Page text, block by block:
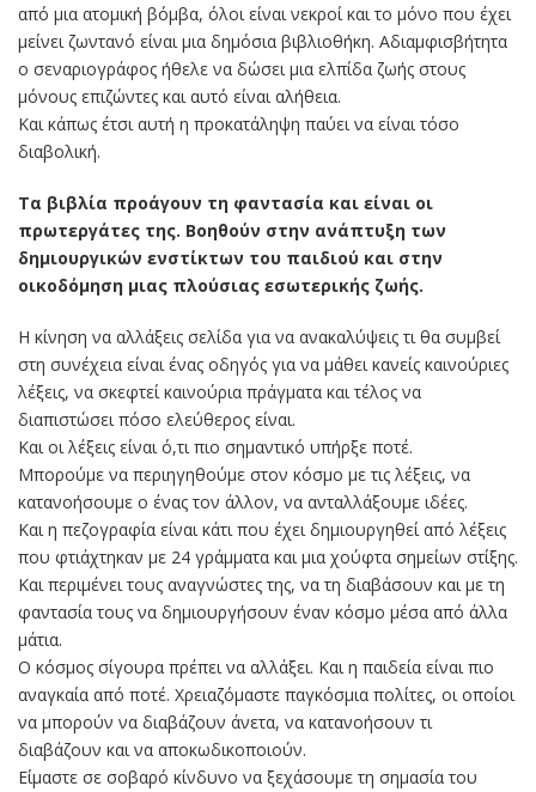
από μια ατομική βόμβα, όλοι είναι νεκροί και το μόνο που έχει
μείνει ζωντανό είναι μια δημόσια βιβλιοθήκη. Αδιαμφισβήτητα
ο σεναριογράφος ήθελε να δώσει μια ελπίδα ζωής στους
μόνους επιζώντες και αυτό είναι αλήθεια.
Και κάπως έτσι αυτή η προκατάληψη παύει να είναι τόσο
διαβολική.
Τα βιβλία προάγουν τη φαντασία και είναι οι
πρωτεργάτες της. Βοηθούν στην ανάπτυξη των
δημιουργικών ενστίκτων του παιδιού και στην
οικοδόμηση μιας πλούσιας εσωτερικής ζωής.
Η κίνηση να αλλάξεις σελίδα για να ανακαλύψεις τι θα συμβεί
στη συνέχεια είναι ένας οδηγός για να μάθει κανείς καινούριες
λέξεις, να σκεφτεί καινούρια πράγματα και τέλος να
διαπιστώσει πόσο ελεύθερος είναι.
Και οι λέξεις είναι ό,τι πιο σημαντικό υπήρξε ποτέ.
Μπορούμε να περιηγηθούμε στον κόσμο με τις λέξεις, να
κατανοήσουμε ο ένας τον άλλον, να ανταλλάξουμε ιδέες.
Και η πεζογραφία είναι κάτι που έχει δημιουργηθεί από λέξεις
που φτιάχτηκαν με 24 γράμματα και μια χούφτα σημείων στίξης.
Και περιμένει τους αναγνώστες της, να τη διαβάσουν και με τη
φαντασία τους να δημιουργήσουν έναν κόσμο μέσα από άλλα
μάτια.
Ο κόσμος σίγουρα πρέπει να αλλάξει. Και η παιδεία είναι πιο
αναγκαία από ποτέ. Χρειαζόμαστε παγκόσμια πολίτες, οι οποίοι
να μπορούν να διαβάζουν άνετα, να κατανοήσουν τι
διαβάζουν και να αποκωδικοποιούν.
Είμαστε σε σοβαρό κίνδυνο να ξεχάσουμε τη σημασία του